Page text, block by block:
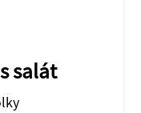
salát